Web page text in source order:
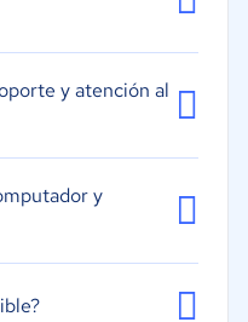
y atención al
y